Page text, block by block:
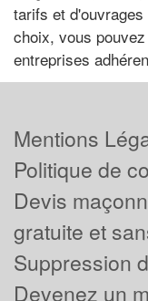
tarifs et
choix, vous
entreprises
Mentions
Politique de
Devis
gratuite et
Suppression
Devenez un